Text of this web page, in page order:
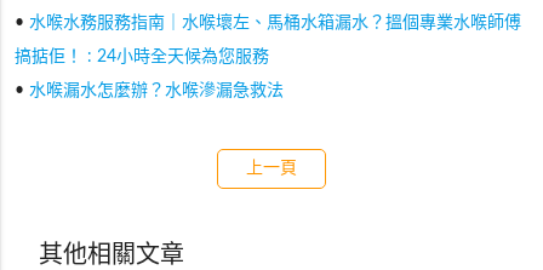
• 水喉水務服務指南｜水喉壞左、馬桶水箱漏水？搵個專業水喉師傅
搞掂佢！ : 24小時全天候為您服務
• 水喉漏水怎麼辦？水喉滲漏急救法
上一頁
其他相關文章